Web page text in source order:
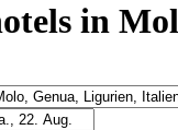
in